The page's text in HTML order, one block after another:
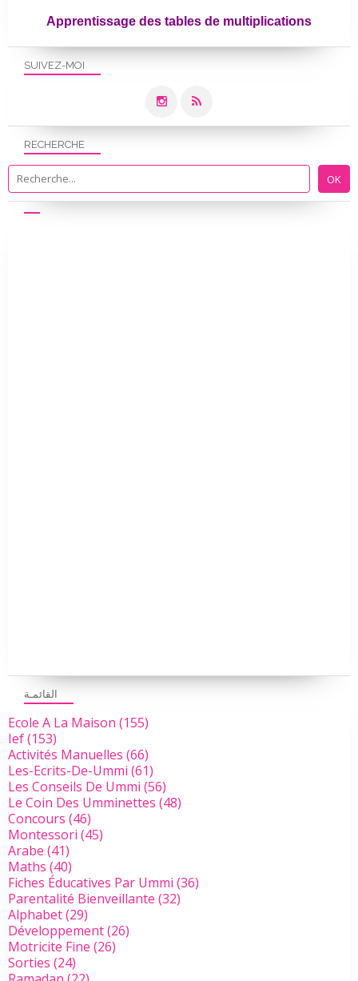
SUIVEZ-MOI
RECHERCHE
القائمـة
Ecole A La Maison (155)
Ief(153)
Activités Manuelles (66)
Les-Ecrits-De-Ummi (61)
Les Conseils De Ummi (56)
Le Coin Des Umminettes (48)
Concours (46)
Montessori (45)
Arabe (41)
Maths (40)
Fiches Éducatives Par Ummi (36)
Parentalité Bienveillante (32)
Alphabet(29)
Développement(26)
Motricite Fine (26)
Sorties (24)
Apprentissage des tables de multiplications